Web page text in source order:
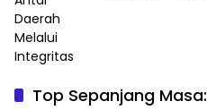
Top Sepanjang Masa: